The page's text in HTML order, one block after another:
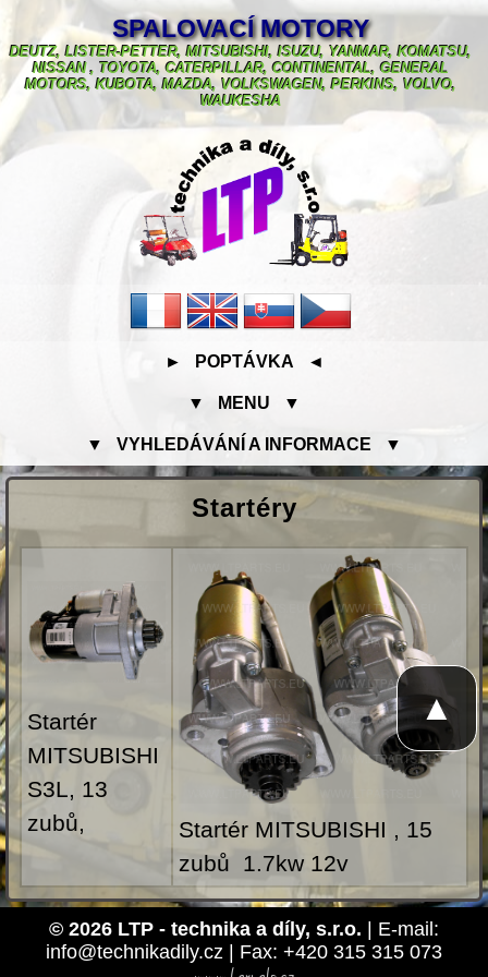
SPALOVACÍ MOTORY
DEUTZ, LISTER-PETTER, MITSUBISHI, ISUZU, YANMAR, KOMATSU,
NISSAN , TOYOTA, CATERPILLAR, CONTINENTAL, GENERAL
MOTORS, KUBOTA, MAZDA, VOLKSWAGEN, PERKINS, VOLVO,
WAUKESHA
► POPTÁVKA ◄
▼ MENU ▼
▼ VYHLEDÁVÁNÍ A INFORMACE ▼
Startéry
Startér
MITSUBISHI
S3L, 13
zubů,
Startér MITSUBISHI , 15
zubů 1.7kw 12v
© 2026 LTP - technika a díly, s.r.o. | E-mail:
info@technikadily.cz | Fax: +420 315 315 073
▲